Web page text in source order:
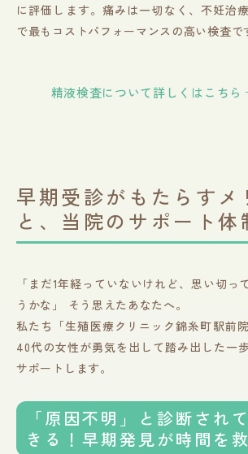
に評価します。痛みは一切なく、不妊治
で最もコストパフォーマンスの高い検査で
精液検査について詳しくはこちら
早期受診がもたらすメ
と、当院のサポート体
「まだ1年経っていないけれど、思い切っ
うかな」 そう思えたあなたへ。
私たち「生殖医療クリニック錦糸町駅前
40代の女性が勇気を出して踏み出した一
サポートします。
「原因不明」と診断され
きる！早期発見が時間を